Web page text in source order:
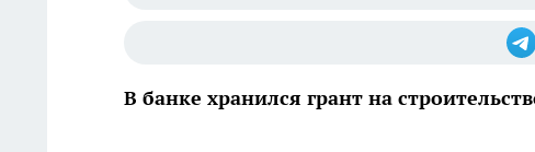
В банке хранился грант на